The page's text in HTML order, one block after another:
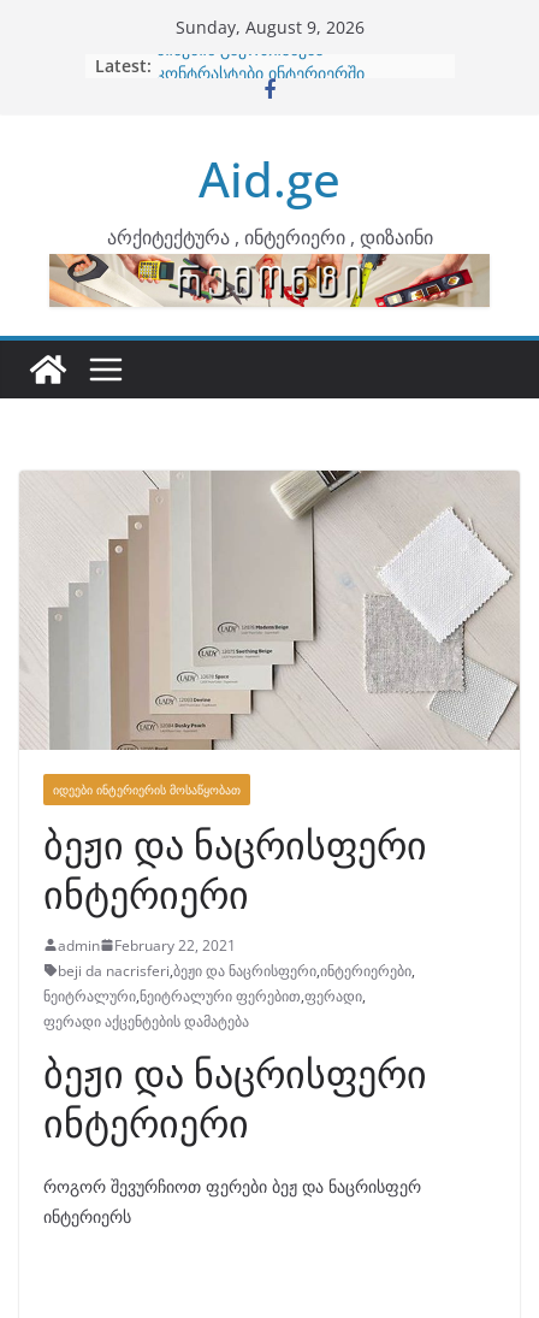
Sunday, August 9, 2026
Latest: ბინების გაერთიანება
კონტრასტები ინტერიერში
ინტერიერის დიზიანი
არტემიდი წარმოგიდგენთ
Aid.ge
არქიტექტურა , ინტერიერი , დიზაინი
ᲘᲓᲔᲔᲑᲘ ᲘᲜᲢᲔᲠᲘᲔᲠᲘᲡ ᲛᲝᲡᲐᲬᲧᲝᲑᲐᲗ
ბეჟი და ნაცრისფერი
ინტერიერი
admin
February 22, 2021
beji da nacrisferi,ბეჟი და ნაცრისფერი,ინტერიერები,
ნეიტრალური,ნეიტრალური ფერებით,ფერადი,
ფერადი აქცენტების დამატება
ბეჟი და ნაცრისფერი
ინტერიერი
როგორ შევურჩიოთ ფერები ბეჟ და ნაცრისფერ
ინტერიერს